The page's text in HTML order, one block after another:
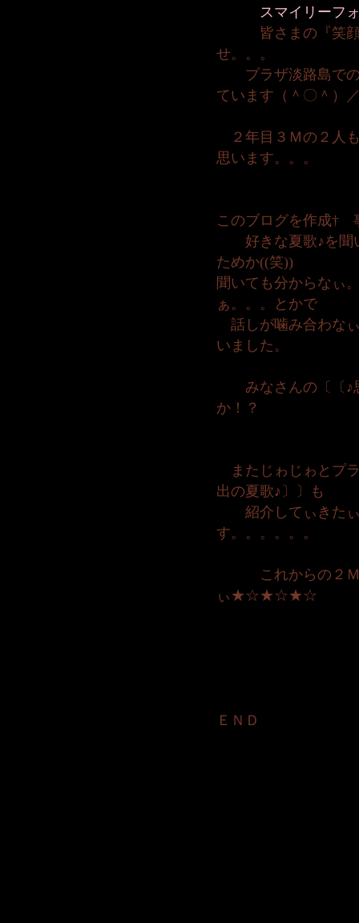
スマイリーフ
皆さまの『笑顔
せ。。。
プラザ淡路島で
ています（＾〇＾）
２年目３Ｍの２人
思います。。。
このブログを作成†
好きな夏歌♪を聞
ためか((笑))
聞いても分からなぃ
ぁ。。。とかで
話しが噛み合わな
いました。
みなさんの〔〔♪
か！？
またじゎじゎとプ
出の夏歌♪〕〕も
紹介してぃきたぃ
す。。。。。。
これからの２Ｍ
ぃ★☆★☆★☆
ＥＮＤ